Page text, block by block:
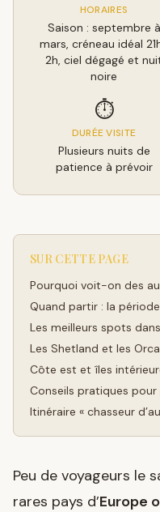
HORAIRES
Saison : septembre à
mars, créneau idéal
2h, ciel dégagé et
noire
⏱️
DURÉE VISITE
Plusieurs nuits de
patience à prévoir
SUR CETTE PAGE
Pourquoi voit-on des
Quand partir : la
Les meilleurs spots
Les Shetland et les
Côte est et îles
Conseils pratiques
Itinéraire « chasseur
Peu de voyageurs le
rares pays d’Europe